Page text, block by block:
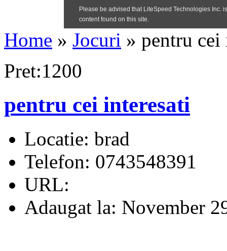
Home » Jocuri » pentru cei
Pret:1200
pentru cei interesati
Locatie: brad
Telefon: 0743548391
URL:
Adaugat la: November